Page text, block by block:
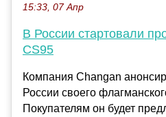
15:33, 07 Апр
В России стартовали
CS95
Компания Changan
России своего
Покупателям он будет